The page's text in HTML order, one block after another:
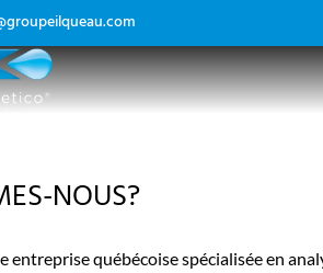
NOUS?
entreprise québécoise spécialisée en